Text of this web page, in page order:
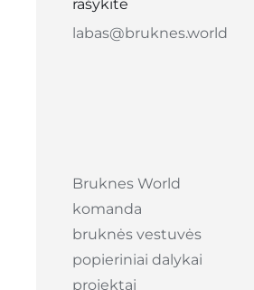
rašykite
labas@bruknes.world
Bruknes World
komanda
bruknės vestuvės
popieriniai dalykai
projektai